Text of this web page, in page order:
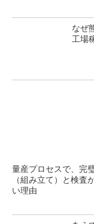
なぜ
工場
量産プロセスで、完
（組み立て）と検査
い理由